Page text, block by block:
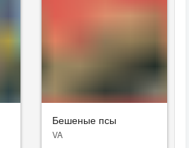
Бешеные псы
VA